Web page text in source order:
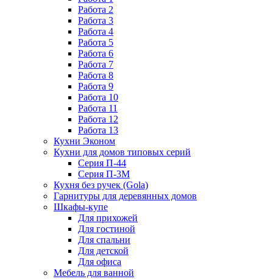
Работа 2
Работа 3
Работа 4
Работа 5
Работа 6
Работа 7
Работа 8
Работа 9
Работа 10
Работа 11
Работа 12
Работа 13
Кухни Эконом
Кухни для домов типовых серий
Серия П-44
Серия П-3М
Кухня без ручек (Gola)
Гарнитуры для деревянных домов
Шкафы-купе
Для прихожей
Для гостиной
Для спальни
Для детской
Для офиса
Мебель для ванной